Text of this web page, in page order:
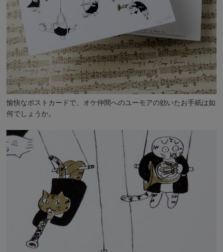
愉快なポストカードで、オケ仲間へのユーモアの効いたお手紙は如
何でしょうか。